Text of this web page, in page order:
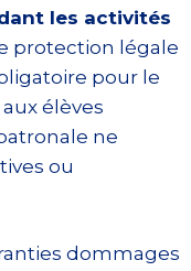
les activités
protection légale
pour le
élèves
ne
ou
dommages